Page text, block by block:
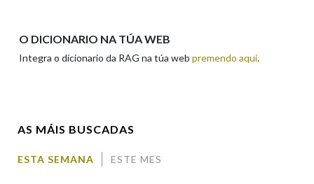
O DICIONARIO NA TÚA WEB
Integra o dicionario da RAG na túa web premendo aquí.
AS MÁIS BUSCADAS
ESTA SEMANA ESTE MES